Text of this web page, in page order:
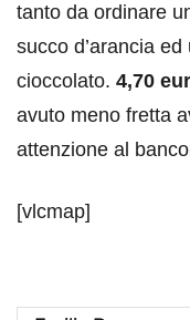
tanto da ordinare
succo d’arancia
cioccolato. 4,70
avuto meno fretta
attenzione al
[vlcmap]